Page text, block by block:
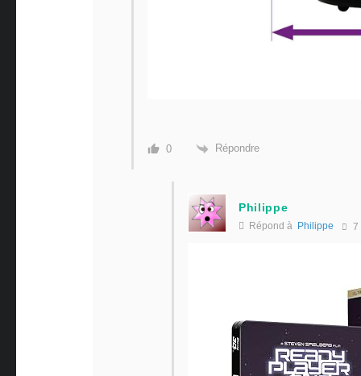
0 Répondre
Philippe
Répond à Philippe 7